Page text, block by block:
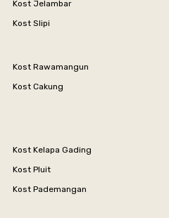
Kost Jelambar
Kost Slipi
Kost Rawamangun
Kost Cakung
Kost Kelapa Gading
Kost Pluit
Kost Pademangan